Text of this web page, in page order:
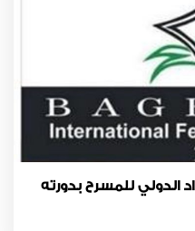
الدولي للمسرح بدورته